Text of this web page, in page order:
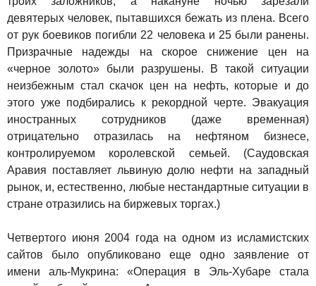
девятерых человек, пытавшихся бежать из плена. Всего
от рук боевиков погибли 22 человека и 25 были ранены.
Призрачные надежды на скорое снижение цен на
«черное золото» были разрушены. В такой ситуации
неизбежным стал скачок цен на нефть, которые и до
этого уже подбирались к рекордной черте. Эвакуация
иностранных сотрудников (даже временная)
отрицательно отразилась на нефтяном бизнесе,
контролируемом королевской семьей. (Саудовская
Аравия поставляет львиную долю нефти на западный
рынок, и, естественно, любые нестандартные ситуации в
стране отразились на биржевых торгах.)
Четвертого июня 2004 года на одном из исламистских
сайтов было опубликовано еще одно заявление от
имени аль-Мукрина: «Операция в Эль-Хубаре стала